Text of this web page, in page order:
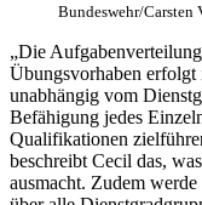
Bundeswehr/Carsten
„Die
Übungsvorhaben erfolgt
unabhängig vom
Befähigung jedes
Qualifikationen
beschreibt Cecil das,
ausmacht. Zudem